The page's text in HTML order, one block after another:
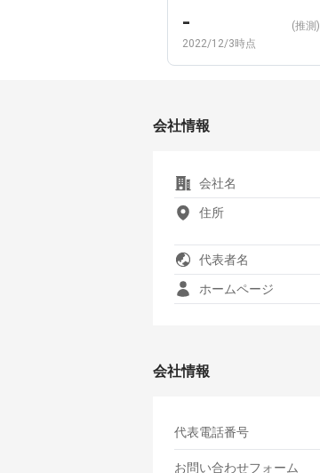
-
(推測)
2022/12/3時点
会社情報
会社名
住所
代表者名
ホームページ
会社情報
代表電話番号
お問い合わせフォーム